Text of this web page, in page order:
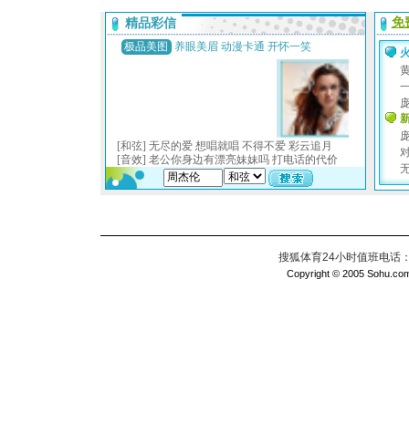
搜狐体育24小时值班电话
Copyright © 2005